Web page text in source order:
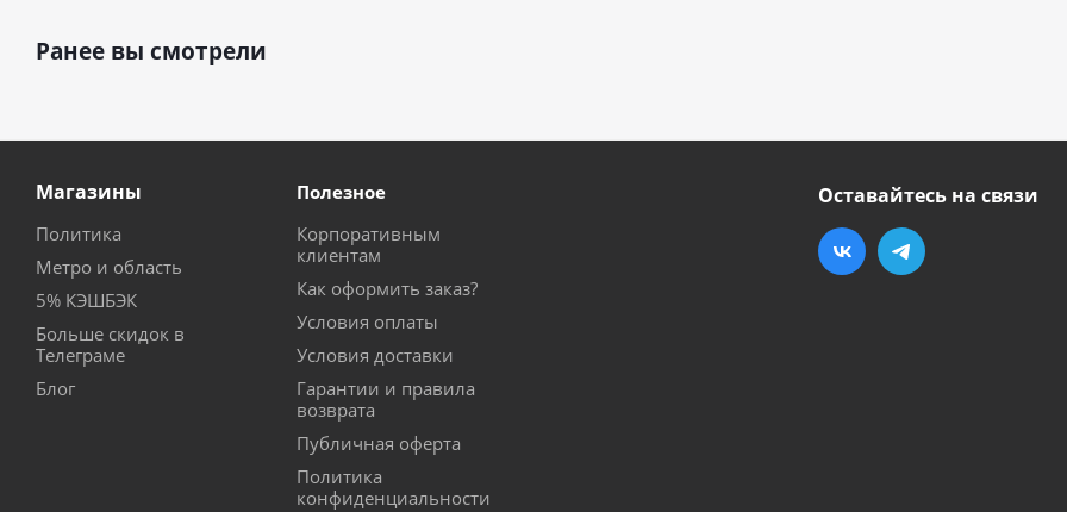
Ранее вы смотрели
Магазины
Политика
Метро и область
5% КЭШБЭК
Больше скидок в
Телеграме
Блог
Полезное
Корпоративным
клиентам
Как оформить заказ?
Условия оплаты
Условия доставки
Гарантии и правила
возврата
Публичная оферта
Политика
конфиденциальности
Оставайтесь на связи